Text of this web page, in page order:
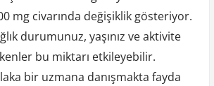
mg civarında değişiklik gösteriyor.
durumunuz, yaşınız ve aktivite
bu miktarı etkileyebilir.
bir uzmana danışmakta fayda